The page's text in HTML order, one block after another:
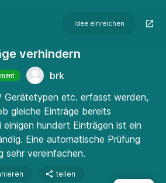
Idee einreichen
verhindern
brk
Gerätetypen etc. erfasst werden,
gleiche Einträge bereits
hundert Einträgen ist ein
Eine automatische Prüfung
sehr vereinfachen.
teilen